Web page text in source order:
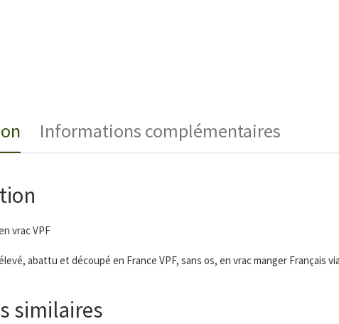
Informations complémentaires
vrac VPF
abattu et découpé en France VPF, sans os, en vrac manger Français
similaires